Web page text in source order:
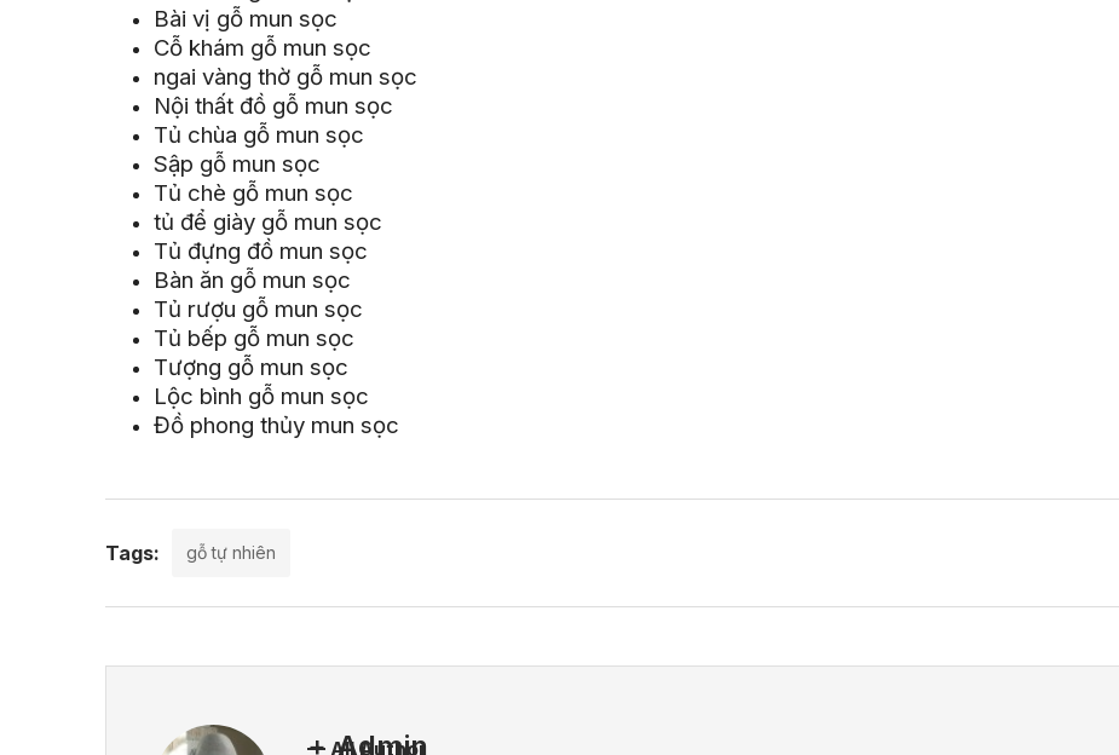
Bài vị gỗ mun sọc
Cỗ khám gỗ mun sọc
ngai vàng thờ gỗ mun sọc
Nội thất đồ gỗ mun sọc
Tủ chùa gỗ mun sọc
Sập gỗ mun sọc
Tủ chè gỗ mun sọc
tủ để giày gỗ mun sọc
Tủ đựng đồ mun sọc
Bàn ăn gỗ mun sọc
Tủ rượu gỗ mun sọc
Tủ bếp gỗ mun sọc
Tượng gỗ mun sọc
Lộc bình gỗ mun sọc
Đồ phong thủy mun sọc
Tags: gỗ tự nhiên
Admin
All Author